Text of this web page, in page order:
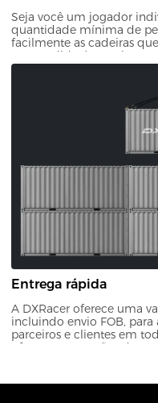
Seja você um jogador
quantidade mínima de
facilmente as cadeiras
para pedido é superior a
máximo.
Entrega rápida
A DXRacer oferece uma
incluindo envio FOB, para
parceiros e clientes em
oferecemos opções de